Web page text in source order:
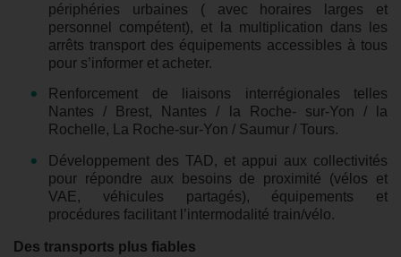
périphéries urbaines ( avec horaires larges et
personnel compétent), et la multiplication dans les
arrêts transport des équipements accessibles à tous
pour s’informer et acheter.
Renforcement de liaisons interrégionales telles
Nantes / Brest, Nantes / la Roche- sur-Yon / la
Rochelle, La Roche-sur-Yon / Saumur / Tours.
Développement des TAD, et appui aux collectivités
pour répondre aux besoins de proximité (vélos et
VAE, véhicules partagés), équipements et
procédures facilitant l’intermodalité train/vélo.
Des transports plus fiables